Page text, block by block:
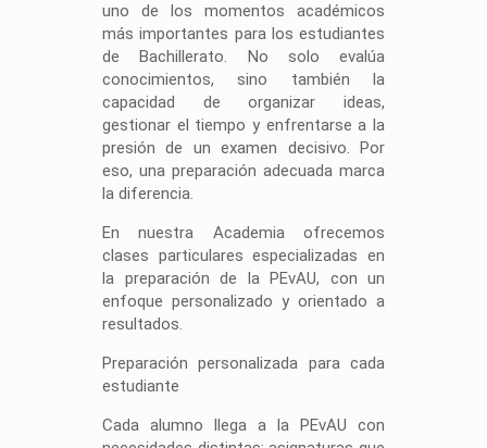
uno de los momentos académicos
más importantes para los estudiantes
de Bachillerato. No solo evalúa
conocimientos, sino también la
capacidad de organizar ideas,
gestionar el tiempo y enfrentarse a la
presión de un examen decisivo. Por
eso, una preparación adecuada marca
la diferencia.
En nuestra Academia ofrecemos
clases particulares especializadas en
la preparación de la PEvAU, con un
enfoque personalizado y orientado a
resultados.
Preparación personalizada para cada
estudiante
Cada alumno llega a la PEvAU con